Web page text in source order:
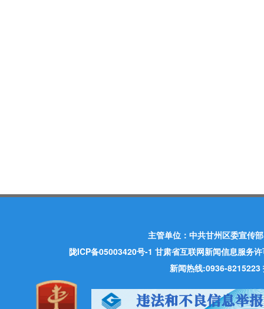
主管单位：中共甘州区委宣传
陇ICP备05003420号-1 甘肃省互联网新闻信息服务
新闻热线:0936-8215223